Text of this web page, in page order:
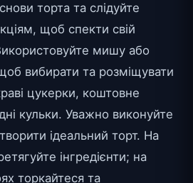
торта та слідуйте
щоб спекти свій
мишу або
вибирати та розміщувати
цукерки, коштовне
кульки. Уважно виконуйте
ідеальний торт. На
інгредієнти; на
торкайтеся та